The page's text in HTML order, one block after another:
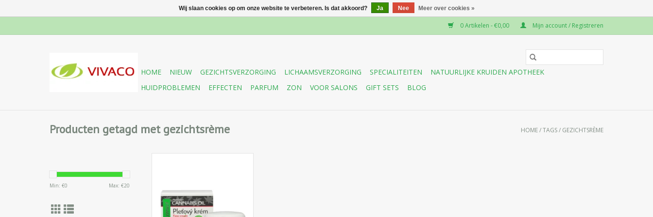
0 Artikelen - €0,00 Mijn account / Registreren
HOME NIEUW GEZICHTSVERZORGING LICHAAMSVERZORGING SPECIALITEITEN
NATUURLIJKE KRUIDEN APOTHEEK
HUIDPROBLEMEN
EFFECTEN PARFUM ZON VOOR SALONS GIFT SETS BLOG
Producten getagd met gezichtsrème HOME/TAGS/ GEZICHTSRÈME
Min: €0 Max: €20
Cannabis olie voor dag- en
nachtverzorging voor de
normale en droge huid.
Wij slaan cookies op om onze website te verbeteren. Is dat akkoord? Ja Nee Meer over cookies »